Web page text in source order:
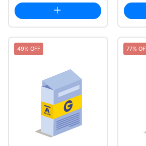
49% OFF 77%